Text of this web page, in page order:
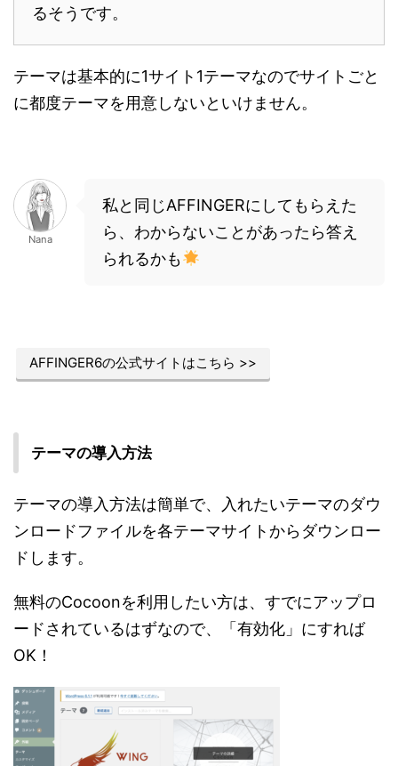
るそうです。
テーマは基本的に1サイト1テーマなのでサイトごと
に都度テーマを用意しないといけません。
Nana
私と同じAFFINGERにしてもらえた
ら、わからないことがあったら答え
られるかも
AFFINGER6の公式サイトはこちら >>
テーマの導入方法
テーマの導入方法は簡単で、入れたいテーマのダウ
ンロードファイルを各テーマサイトからダウンロー
ドします。
無料のCocoonを利用したい方は、すでにアップロ
ードされているはずなので、「有効化」にすれば
OK！